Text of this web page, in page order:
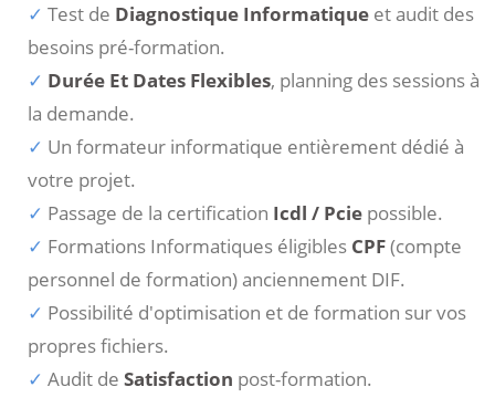
Test de Diagnostique Informatique et audit des
besoins pré-formation.
Durée Et Dates Flexibles, planning des sessions à
la demande.
Un formateur informatique entièrement dédié à
votre projet.
Passage de la certification Icdl / Pcie possible.
Formations Informatiques éligibles CPF(compte
personnel de formation) anciennement DIF.
Possibilité d'optimisation et de formation sur vos
propres fichiers.
Audit de Satisfaction post-formation.